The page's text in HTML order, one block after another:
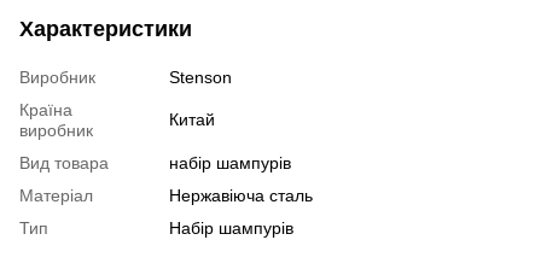
Характеристики
Виробник
Stenson
Країна
виробник
Китай
Вид товара
набір шампурів
Матеріал
Нержавіюча сталь
Тип
Набір шампурів